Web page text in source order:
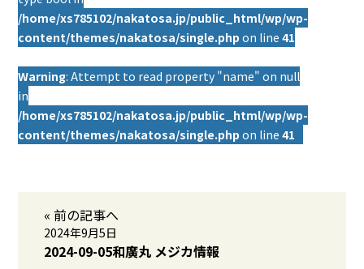
/home/xs785102/nakatosa.jp/public_html/wp/wp-
content/themes/nakatosa/single.php on line41
Warning: Attempt to read property "name" on null
in
/home/xs785102/nakatosa.jp/public_html/wp/wp-
content/themes/nakatosa/single.php on line41
« 前の記事へ
2024年9月5日
2024-09-05和廣丸 メジカ情報